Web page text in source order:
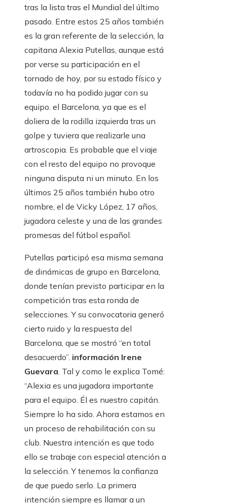
tras la lista tras el Mundial del último
pasado. Entre estos 25 años también
es la gran referente de la selección, la
capitana Alexia Putellas, aunque está
por verse su participación en el
tornado de hoy, por su estado físico y
todavía no ha podido jugar con su
equipo. el Barcelona, ​​ya que es el
doliera de la rodilla izquierda tras un
golpe y tuviera que realizarle una
artroscopia. Es probable que el viaje
con el resto del equipo no provoque
ninguna disputa ni un minuto. En los
últimos 25 años también hubo otro
nombre, el de Vicky López, 17 años,
jugadora celeste y una de las grandes
promesas del fútbol español.
Putellas participó esa misma semana
de dinámicas de grupo en Barcelona, ​​
donde tenían previsto participar en la
competición tras esta ronda de
selecciones. Y su convocatoria generó
cierto ruido y la respuesta del
Barcelona, ​​que se mostró “en total
desacuerdo”. información Irene
Guevara. Tal y como le explica Tomé:
“Alexia es una jugadora importante
para el equipo. Él es nuestro capitán.
Siempre lo ha sido. Ahora estamos en
un proceso de rehabilitación con su
club. Nuestra intención es que todo
ello se trabaje con especial atención a
la selección. Y tenemos la confianza
de que puedo serlo. La primera
intención siempre es llamar a un